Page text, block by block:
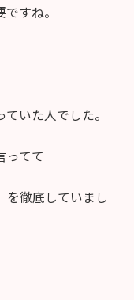
すね。
いた人でした。
ってて
を徹底していまし